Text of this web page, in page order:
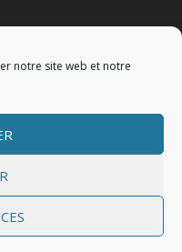
notre site web et notre
Saône Centre